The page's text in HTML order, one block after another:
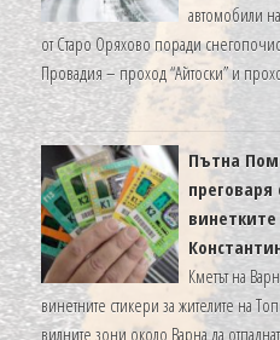
автомобили
от Старо Оряхово поради
Провадия – проход “Айтоски” и
Пътна
Кметът на
винетните стикери за жителите на
вилните зони около Варна да